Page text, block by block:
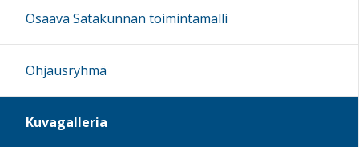
Osaava Satakunnan toimintamalli
Ohjausryhmä
Kuvagalleria